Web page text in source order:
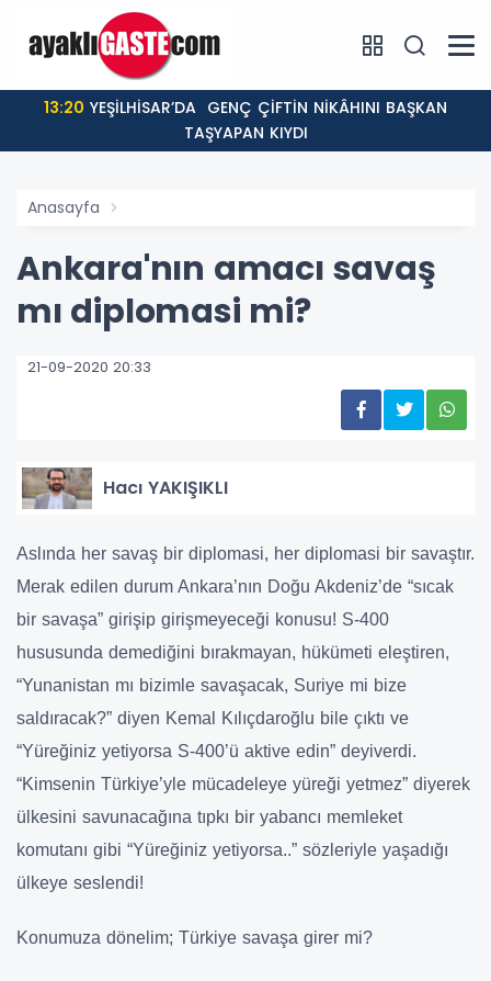
13:20
TAŞYAPAN KIYDI
Anasayfa
Ankara'nın amacı savaş
mı diplomasi mi?
21-09-2020 20:33
Hacı YAKIŞIKLI
Aslında her savaş bir diplomasi, her diplomasi bir savaştır.
Merak edilen durum Ankara’nın Doğu Akdeniz’de “sıcak
bir savaşa” girişip girişmeyeceği konusu! S-400
hususunda demediğini bırakmayan, hükümeti eleştiren,
“Yunanistan mı bizimle savaşacak, Suriye mi bize
saldıracak?” diyen Kemal Kılıçdaroğlu bile çıktı ve
“Yüreğiniz yetiyorsa S-400’ü aktive edin” deyiverdi.
“Kimsenin Türkiye’yle mücadeleye yüreği yetmez” diyerek
ülkesini savunacağına tıpkı bir yabancı memleket
komutanı gibi “Yüreğiniz yetiyorsa..” sözleriyle yaşadığı
ülkeye seslendi!
Konumuza dönelim; Türkiye savaşa girer mi?